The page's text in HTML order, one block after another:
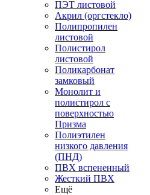
ПЭТ листовой
Акрил (оргстекло)
Полипропилен
листовой
Полистирол
листовой
Поликарбонат
замковый
Монолит и
полистирол с
поверхностью
Призма
Полиэтилен
низкого давления
(ПНД)
ПВХ вспененный
Жесткий ПВХ
Ещё